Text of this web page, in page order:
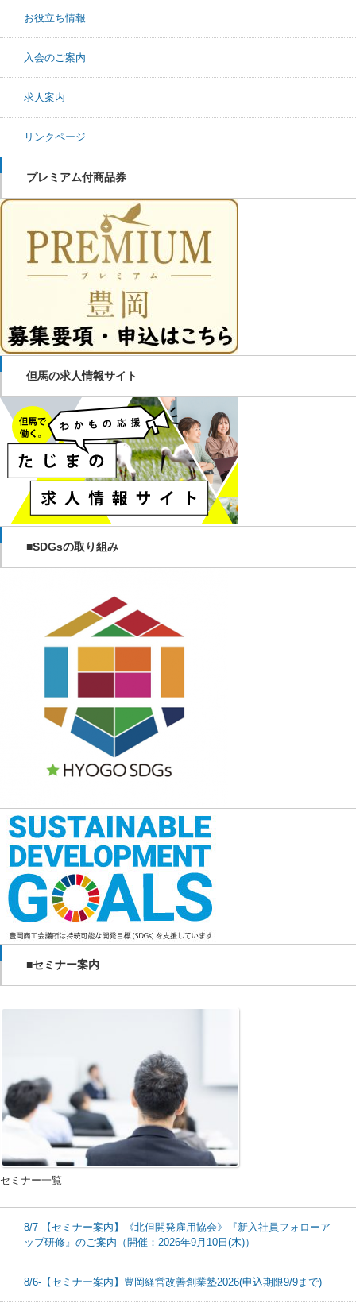
お役立ち情報
入会のご案内
求人案内
リンクページ
プレミアム付商品券
但馬の求人情報サイト
■SDGsの取り組み
■セミナー案内
セミナー一覧
8/7-【セミナー案内】《北但開発雇用協会》『新入社員フォローア
ップ研修』のご案内（開催：2026年9月10日(木)）
8/6-【セミナー案内】豊岡経営改善創業塾2026(申込期限9/9まで)